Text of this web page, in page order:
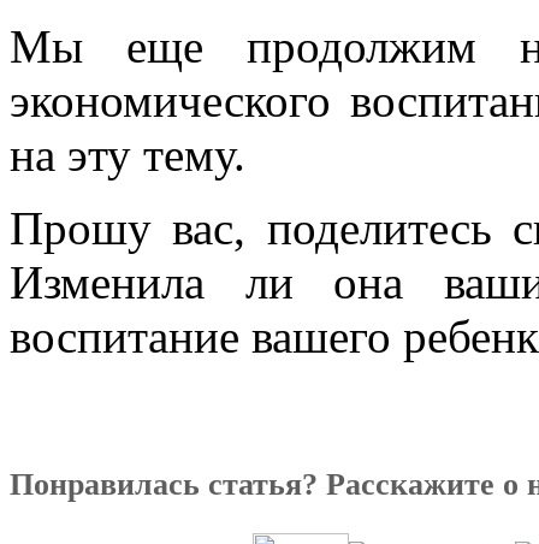
Мы еще продолжим
экономического
на эту тему.
Прошу вас, поделитесь
Изменила ли она
воспитание вашего
Понравилась статья? Расскажите о